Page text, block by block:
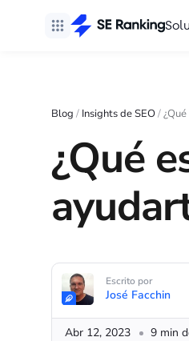
Blog / Insights de SEO/
¿Qué
Escrito por
José Facchin
Abr 12, 2023 9 min